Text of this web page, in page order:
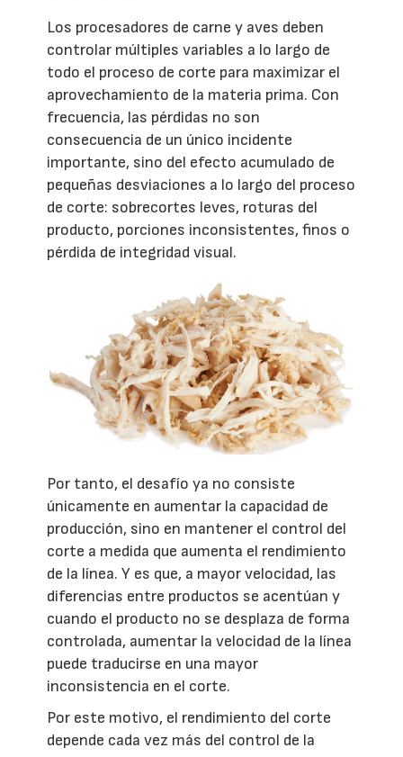
Los procesadores de carne y aves deben
controlar múltiples variables a lo largo de
todo el proceso de corte para maximizar el
aprovechamiento de la materia prima. Con
frecuencia, las pérdidas no son
consecuencia de un único incidente
importante, sino del efecto acumulado de
pequeñas desviaciones a lo largo del proceso
de corte: sobrecortes leves, roturas del
producto, porciones inconsistentes, finos o
pérdida de integridad visual.
Por tanto, el desafío ya no consiste
únicamente en aumentar la capacidad de
producción, sino en mantener el control del
corte a medida que aumenta el rendimiento
de la línea. Y es que, a mayor velocidad, las
diferencias entre productos se acentúan y
cuando el producto no se desplaza de forma
controlada, aumentar la velocidad de la línea
puede traducirse en una mayor
inconsistencia en el corte.
Por este motivo, el rendimiento del corte
depende cada vez más del control de la